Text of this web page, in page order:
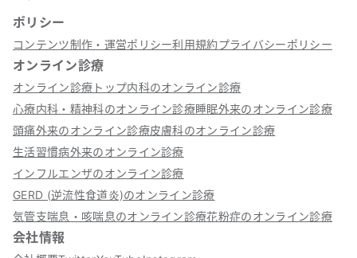
ポリシー
コンテンツ制作・運営ポリシー利用規約プライバシーポリシー
オンライン診療
オンライン診療トップ内科のオンライン診療
心療内科・精神科のオンライン診療睡眠外来のオンライン診療
頭痛外来のオンライン診療皮膚科のオンライン診療
生活習慣病外来のオンライン診療
インフルエンザのオンライン診療
GERD (逆流性食道炎)のオンライン診療
気管支喘息・咳喘息のオンライン診療花粉症のオンライン診療
会社情報